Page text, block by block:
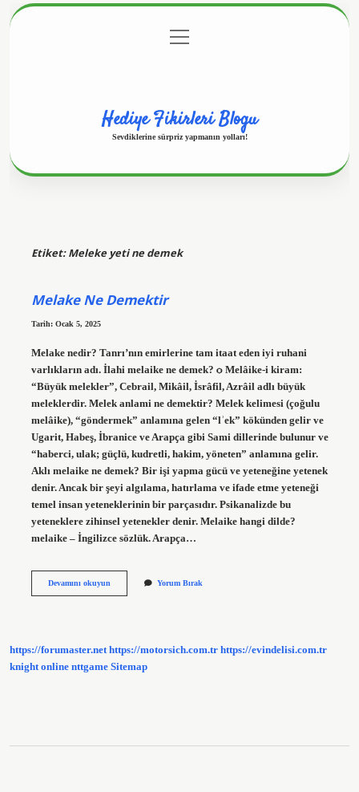
Gizlilik Politikası
menüyü
aç
Hediye Fikirleri Blogu
Sevdiklerine sürpriz yapmanın yolları!
Etiket:Meleke yeti ne demek
Melake Ne Demektir
Tarih: Ocak 5, 2025
Melake nedir? Tanrı’nın emirlerine tam itaat eden iyi ruhani
varlıkların adı. İlahi melaike ne demek? ѻ Melâike-i kiram:
“Büyük melekler”, Cebrail, Mikâil, İsrâfil, Azrâil adlı büyük
meleklerdir. Melek anlami ne demektir? Melek kelimesi (çoğulu
melâike), “göndermek” anlamına gelen “lʾek” kökünden gelir ve
Ugarit, Habeş, İbranice ve Arapça gibi Sami dillerinde bulunur ve
“haberci, ulak; güçlü, kudretli, hakim, yöneten” anlamına gelir.
Aklı melaike ne demek? Bir işi yapma gücü ve yeteneğine yetenek
denir. Ancak bir şeyi algılama, hatırlama ve ifade etme yeteneği
temel insan yeteneklerinin bir parçasıdır. Psikanalizde bu
yeteneklere zihinsel yetenekler denir. Melaike hangi dilde?
melaike – İngilizce sözlük. Arapça…
Devamını okuyunMelake
Yorum Bırak
https://forumaster.net https://motorsich.com.tr https://evindelisi.com.tr
knight online nttgame Sitemap